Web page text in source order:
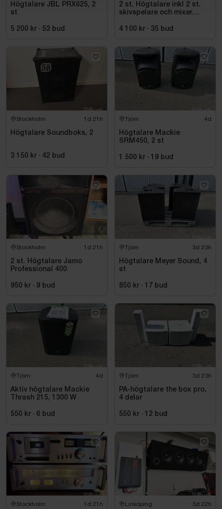
Högtalare JBL PRX625, 2
st
5 200 kr · 53 bud
2 st. Högtalare inkl 2 st.
skivspelare och mixer
4 100 kr · 35 bud
Stockholm 1d 21h
Högtalare Soundboks, 2
3 150 kr · 42 bud
Tjörn 4d
Högtalare Mackie
SRM450, 2 st
1 500 kr · 19 bud
Stockholm 1d 21h
2 st. Högtalare Jamo
Professional 400
950 kr · 9 bud
Tjörn 3d 23h
Högtalare Meyer Sound, 4
st
850 kr · 17 bud
Tjörn 4d
Aktiv högtalare Mackie
Thrash 215, 1300 W
550 kr · 6 bud
Tjörn 3d 23h
PA-högtalare the box pro,
4 delar
550 kr · 12 bud
Stockholm 1d 21h Linköping 3d 22h